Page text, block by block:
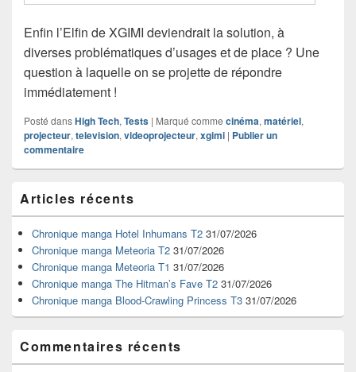
Enfin l’Elfin de XGIMI deviendrait la solution, à
diverses problématiques d’usages et de place ? Une
question à laquelle on se projette de répondre
immédiatement !
Posté dansHigh Tech, Tests | Marqué comme cinéma, matériel,
projecteur, television, videoprojecteur, xgimi | Publier un
commentaire
principale
de
widget
pour
barre
latérale
Articles récents
Chronique manga Hotel Inhumans T2 31/07/2026
Chronique manga Meteoria T2 31/07/2026
Chronique manga Meteoria T1 31/07/2026
Chronique manga The Hitman’s Fave T2 31/07/2026
Chronique manga Blood-Crawling Princess T3 31/07/2026
Commentaires récents